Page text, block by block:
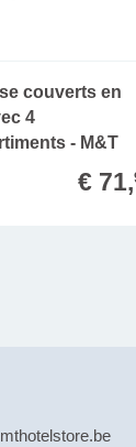
couverts en
4
- M&T
€ 71,